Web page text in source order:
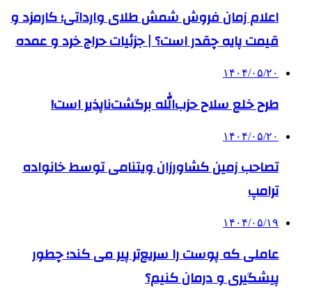
اعلام زمان فروش شمش طلای وارداتی؛ کارمزد و
قیمت پایه چقدر است؟ | جزئیات حراج خرد و عمده
۱۴۰۴/۰۵/۲۰
طرح خلع سلاح حزب‌الله برگشت‌ناپذیر است!
۱۴۰۴/۰۵/۲۰
تصاحب زمین کشاورزان ویتنامی توسط خانواده
ترامپ
۱۴۰۴/۰۵/۱۹
عاملی که پوست را سریع‌تر پیر می کند؛ چطور
پیشگیری و درمان کنیم؟